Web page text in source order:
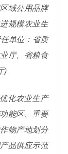
域公用品牌
规模农业生
单位：省质
厅、省粮食
)
化农业生产
能区、重要
物产地划分
品供应示范